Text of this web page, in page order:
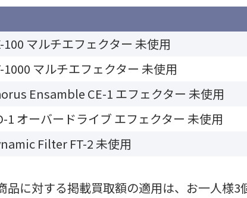
100 マルチエフェクター 未使用
1000 マルチエフェクター 未使用
Ensamble CE-1 エフェクター 未使用
1 オーバードライブ エフェクター 未使用
Filter FT-2 未使用
品に対する掲載買取額の適用は、お一人様3